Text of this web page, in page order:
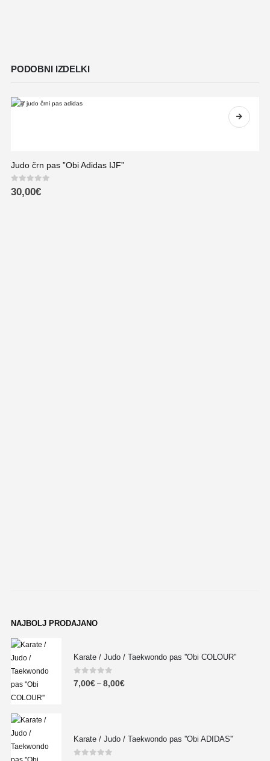
PODOBNI IZDELKI
Judo črn pas ”Obi Adidas IJF”
0out of 5
30,00€
NAJBOLJ PRODAJANO
Karate / Judo / Taekwondo pas ''Obi COLOUR''
0out of 5
7,00€ – 8,00€
Karate / Judo / Taekwondo pas ''Obi ADIDAS''